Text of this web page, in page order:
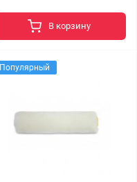
В корзину
Популярный